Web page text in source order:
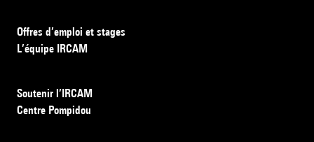
Offres d’emploi et stages
L’équipe IRCAM
Soutenir l’IRCAM
Centre Pompidou